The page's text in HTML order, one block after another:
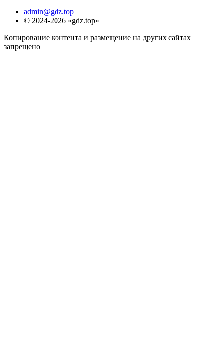
admin@gdz.top
© 2024-2026 «gdz.top»
Копирование контента и размещение на других сайтах
запрещено